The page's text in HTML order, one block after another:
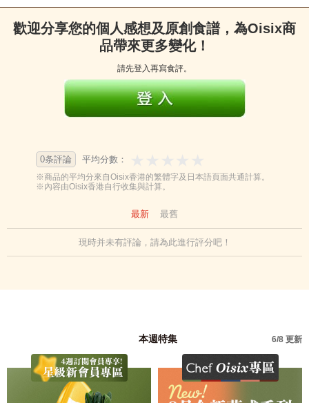
歡迎分享您的個人感想及原創食譜，為Oisix商
品帶來更多變化！
請先登入再寫食評。
最新 最舊
0条評論 平均分數：
※商品的平均分來自Oisix香港的繁體字及日本語頁面共通計算。
※內容由Oisix香港自行收集與計算。
現時并未有評論，請為此進行評分吧！
本週特集 6/8 更新